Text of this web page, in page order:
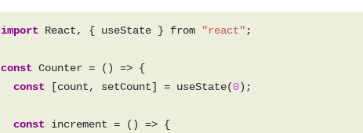
import React, { useState } from "react"
const
const [count, setCount] = useState(0
const